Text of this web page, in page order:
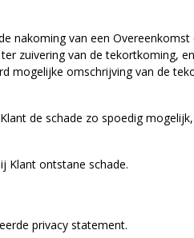
nakoming van een
zuivering van de tekortkoming,
mogelijke omschrijving van de
de schade zo spoedig
Klant ontstane schade.
privacy statement.